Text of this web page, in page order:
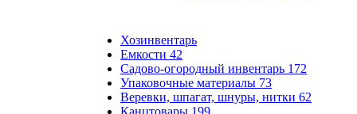
Хозинвентарь
Емкости 42
Садово-огородный инвентарь 172
Упаковочные материалы 73
Веревки, шпагат, шнуры, нитки 62
Канцтовары 199